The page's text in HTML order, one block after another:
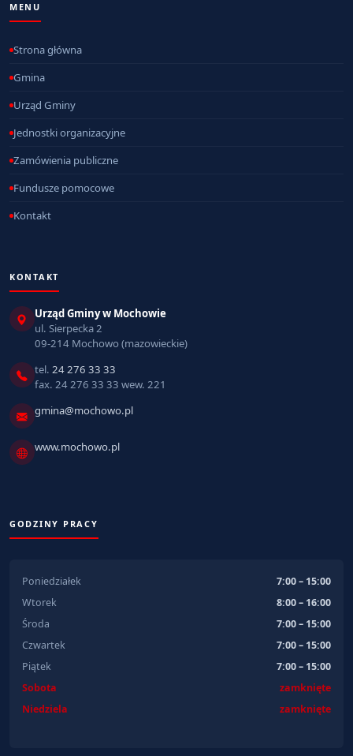
MENU
Strona główna
Gmina
Urząd Gminy
Jednostki organizacyjne
Zamówienia publiczne
Fundusze pomocowe
Kontakt
KONTAKT
Urząd Gminy w Mochowie
ul. Sierpecka 2
09-214 Mochowo (mazowieckie)
tel. 24 276 33 33
fax. 24 276 33 33 wew. 221
gmina@mochowo.pl
www.mochowo.pl
GODZINY PRACY
Poniedziałek
7:00 – 15:00
Wtorek
8:00 – 16:00
Środa
7:00 – 15:00
Czwartek
7:00 – 15:00
Piątek
7:00 – 15:00
Sobota
zamknięte
Niedziela
zamknięte